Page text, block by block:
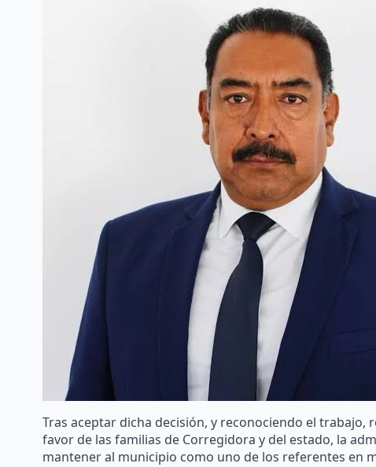
Tras aceptar dicha decisión, y reconociendo el trabajo,
favor de las familias de Corregidora y del estado, la
mantener al municipio como uno de los referentes en